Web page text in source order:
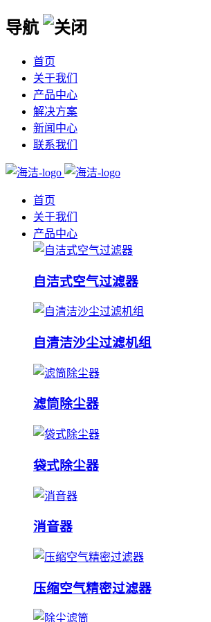
导航
首页
关于我们
产品中心
解决方案
新闻中心
联系我们
首页
关于我们
产品中心
自洁式空气过滤器
自清洁沙尘过滤机组
滤筒除尘器
袋式除尘器
消音器
压缩空气精密过滤器